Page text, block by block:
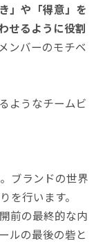
」や「得意」を
せるように役割
ンバーのモチベ
ようなチームビ
ブランドの世界
を行います。
前の最終的な内
ルの最後の砦と